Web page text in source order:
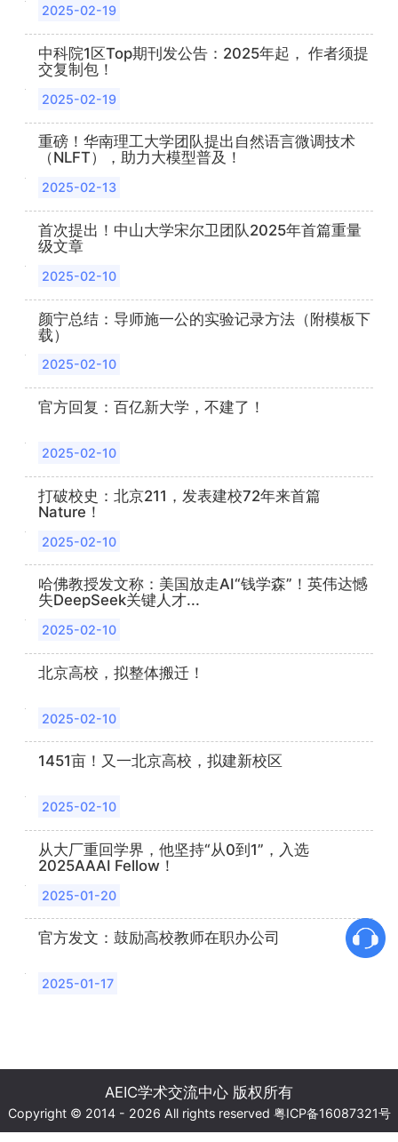
2025-02-19
中科院1区Top期刊发公告：2025年起， 作者须提
交复制包！
2025-02-19
重磅！华南理工大学团队提出自然语言微调技术
（NLFT），助力大模型普及！
2025-02-13
首次提出！中山大学宋尔卫团队2025年首篇重量
级文章
2025-02-10
颜宁总结：导师施一公的实验记录方法（附模板下
载）
2025-02-10
官方回复：百亿新大学，不建了！
2025-02-10
打破校史：北京211，发表建校72年来首篇
Nature！
2025-02-10
哈佛教授发文称：美国放走AI“钱学森”！英伟达憾
失DeepSeek关键人才...
2025-02-10
北京高校，拟整体搬迁！
2025-02-10
1451亩！又一北京高校，拟建新校区
2025-02-10
从大厂重回学界，他坚持“从0到1”，入选
2025AAAI Fellow！
2025-01-20
官方发文：鼓励高校教师在职办公司
2025-01-17
AEIC学术交流中心 版权所有
Copyright © 2014 - 2026 All rights reserved 粤ICP备16087321号